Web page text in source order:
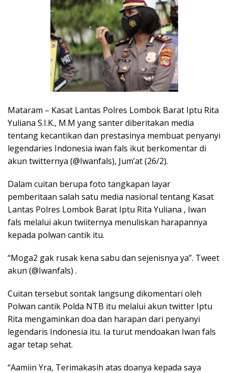
Mataram – Kasat Lantas Polres Lombok Barat Iptu Rita
Yuliana S.I.K., M.M yang santer diberitakan media
tentang kecantikan dan prestasinya membuat penyanyi
legendaries Indonesia iwan fals ikut berkomentar di
akun twitternya (@Iwanfals), Jum’at (26/2).
Dalam cuitan berupa foto tangkapan layar
pemberitaan salah satu media nasional tentang Kasat
Lantas Polres Lombok Barat Iptu Rita Yuliana , Iwan
fals melalui akun twiiternya menuliskan harapannya
kepada polwan cantik itu.
“Moga2 gak rusak kena sabu dan sejenisnya ya”. Tweet
akun (@Iwanfals) .
Cuitan tersebut sontak langsung dikomentari oleh
Polwan cantik Polda NTB itu melalui akun twitter Iptu
Rita mengaminkan doa dan harapan dari penyanyi
legendaris Indonesia itu. Ia turut mendoakan Iwan fals
agar tetap sehat.
“Aamiin Yra, Terimakasih atas doanya kepada saya